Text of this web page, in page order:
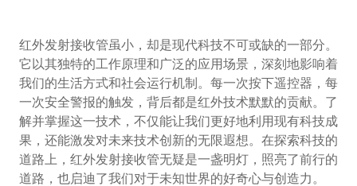
红外发射接收管虽小，却是现代科技不可或缺的一部分。
它以其独特的工作原理和广泛的应用场景，深刻地影响着
我们的生活方式和社会运行机制。每一次按下遥控器，每
一次安全警报的触发，背后都是红外技术默默的贡献。了
解并掌握这一技术，不仅能让我们更好地利用现有科技成
果，还能激发对未来技术创新的无限遐想。在探索科技的
道路上，红外发射接收管无疑是一盏明灯，照亮了前行的
道路，也启迪了我们对于未知世界的好奇心与创造力。